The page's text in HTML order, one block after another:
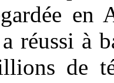
réussi à
de